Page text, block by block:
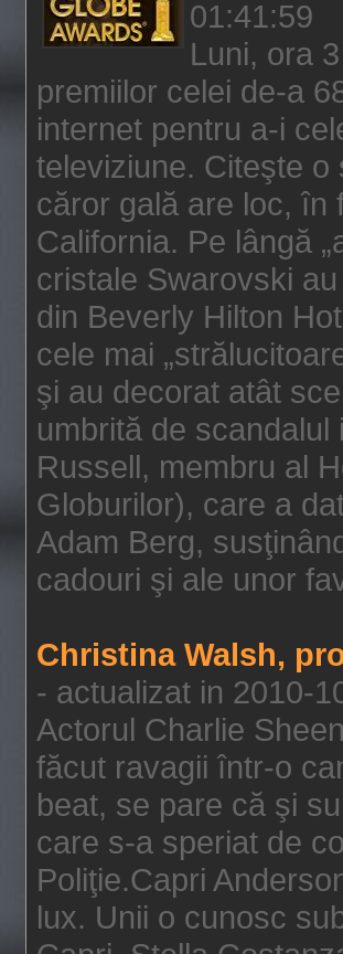
01:41:59
Luni, ora
premiilor celei de-a
internet pentru a-i
televiziune. Citeşte
căror gală are loc, în
California. Pe lângă
cristale Swarovski
din Beverly Hilton
cele mai
şi au decorat atât
umbrită de
Russell, membru al
Globurilor), care a
Adam Berg,
cadouri şi ale unor
Christina Walsh,
- actualizat in 2010-
Actorul Charlie
făcut ravagii într-o
beat, se pare că şi
care s-a speriat de
Poliţie.Capri
lux. Unii o cunosc